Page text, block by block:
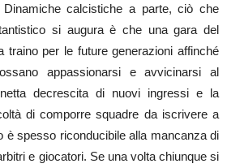
calcistiche a parte, ciò che
si augura è che una gara del
traino per le future generazioni affinché
appassionarsi e avvicinarsi al
decrescita di nuovi ingressi e la
di comporre squadre da iscrivere a
è spesso riconducibile alla mancanza di
e giocatori. Se una volta chiunque si